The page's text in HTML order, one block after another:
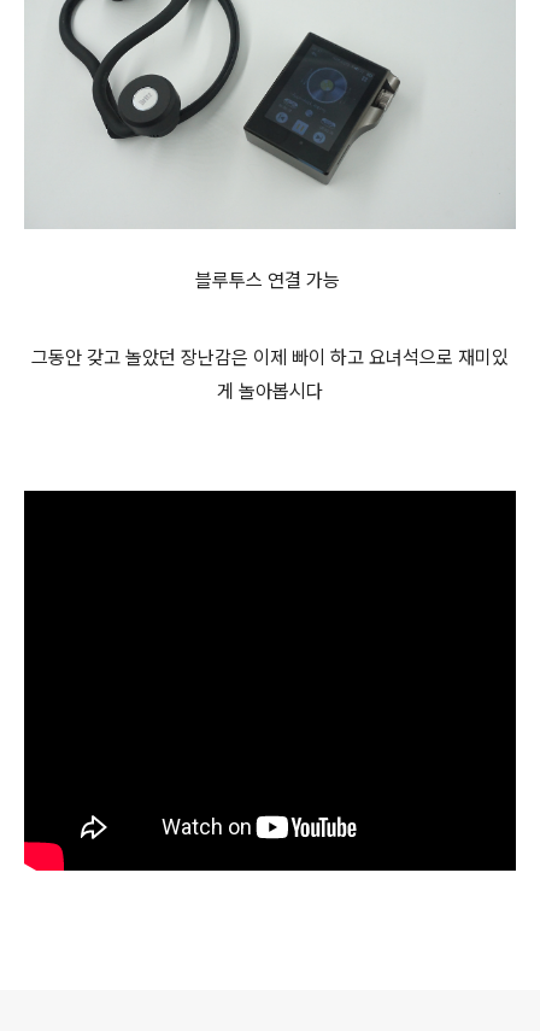
블루투스 연결 가능
그동안 갖고 놀았던 장난감은 이제 빠이 하고 요녀석으로 재미있
게 놀아봅시다